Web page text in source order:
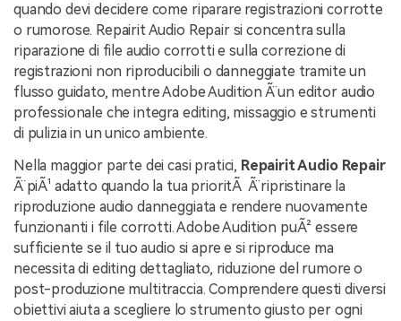
quando devi decidere come riparare registrazioni corrotte
o rumorose. Repairit Audio Repair si concentra sulla
riparazione di file audio corrotti e sulla correzione di
registrazioni non riproducibili o danneggiate tramite un
flusso guidato, mentre Adobe Audition Ã¨ un editor audio
professionale che integra editing, missaggio e strumenti
di pulizia in un unico ambiente.
Nella maggior parte dei casi pratici, Repairit Audio Repair
Ã¨ piÃ¹ adatto quando la tua prioritÃ Ã¨ ripristinare la
riproduzione audio danneggiata e rendere nuovamente
funzionanti i file corrotti. Adobe Audition puÃ² essere
sufficiente se il tuo audio si apre e si riproduce ma
necessita di editing dettagliato, riduzione del rumore o
post-produzione multitraccia. Comprendere questi diversi
obiettivi aiuta a scegliere lo strumento giusto per ogni